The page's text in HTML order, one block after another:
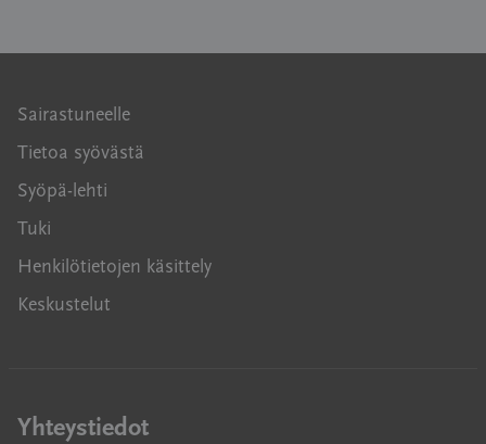
Sairastuneelle
Tietoa syövästä
Syöpä-lehti
Tuki
Henkilötietojen käsittely
Keskustelut
Yhteystiedot